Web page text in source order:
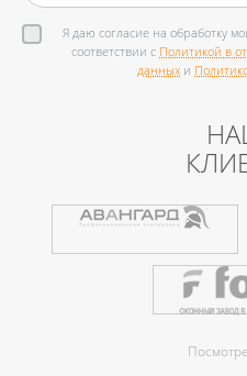
Я даю согласие на обработку
соответствии с Политикой в
данных и